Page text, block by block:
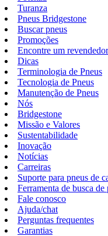
Turanza
Pneus Bridgestone
Buscar pneus
Promoções
Encontre um revendedor
Dicas
Terminologia de Pneus
Tecnologia de Pneus
Manutenção de Pneus
Nós
Bridgestone
Missão e Valores
Sustentabilidade
Inovação
Notícias
Carreiras
Suporte para pneus de
Ferramenta de busca
Fale conosco
Ajuda/chat
Perguntas frequentes
Garantias